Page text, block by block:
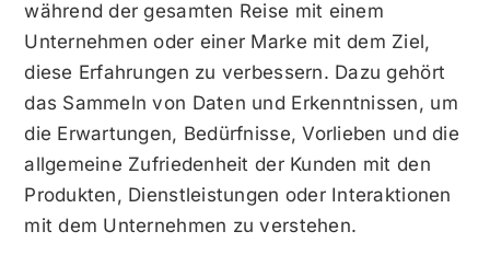
während der gesamten Reise mit einem
Unternehmen oder einer Marke mit dem Ziel,
diese Erfahrungen zu verbessern. Dazu gehört
das Sammeln von Daten und Erkenntnissen, um
die Erwartungen, Bedürfnisse, Vorlieben und die
allgemeine Zufriedenheit der Kunden mit den
Produkten, Dienstleistungen oder Interaktionen
mit dem Unternehmen zu verstehen.